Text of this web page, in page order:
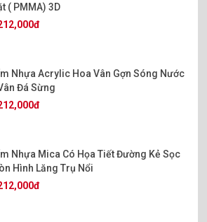
( PMMA) 3D
Nhựa Acrylic Hoa Vân Gợn Sóng Nước
Đá Sừng
Nhựa Mica Có Họa Tiết Đường Kẻ Sọc
Hình Lăng Trụ Nổi